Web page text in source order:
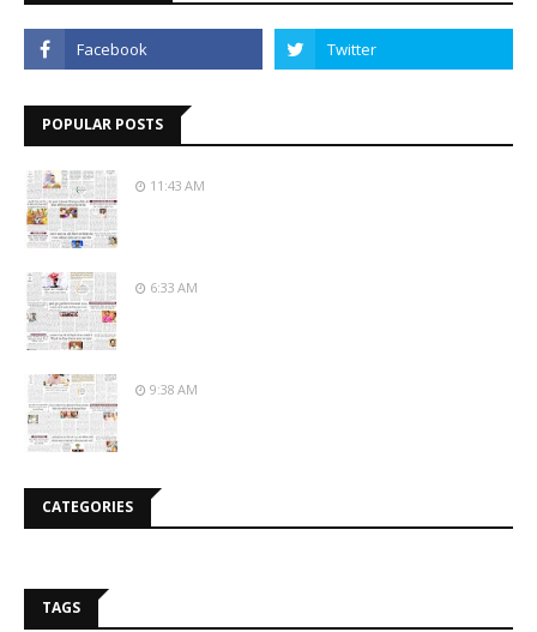
POPULAR POSTS
11:43 AM
6:33 AM
9:38 AM
CATEGORIES
TAGS